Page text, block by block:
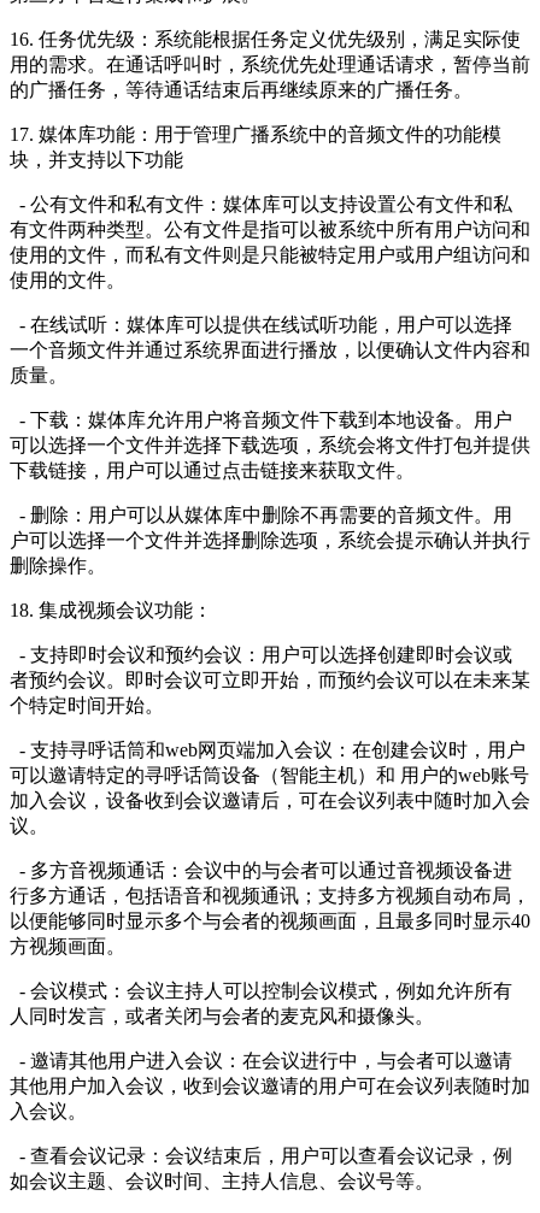
16. 任务优先级：系统能根据任务定义优先级别，满足实际使
用的需求。在通话呼叫时，系统优先处理通话请求，暂停当前
的广播任务，等待通话结束后再继续原来的广播任务。
17. 媒体库功能：用于管理广播系统中的音频文件的功能模
块，并支持以下功能
- 公有文件和私有文件：媒体库可以支持设置公有文件和私
有文件两种类型。公有文件是指可以被系统中所有用户访问和
使用的文件，而私有文件则是只能被特定用户或用户组访问和
使用的文件。
- 在线试听：媒体库可以提供在线试听功能，用户可以选择
一个音频文件并通过系统界面进行播放，以便确认文件内容和
质量。
- 下载：媒体库允许用户将音频文件下载到本地设备。用户
可以选择一个文件并选择下载选项，系统会将文件打包并提供
下载链接，用户可以通过点击链接来获取文件。
- 删除：用户可以从媒体库中删除不再需要的音频文件。用
户可以选择一个文件并选择删除选项，系统会提示确认并执行
删除操作。
18. 集成视频会议功能：
- 支持即时会议和预约会议：用户可以选择创建即时会议或
者预约会议。即时会议可立即开始，而预约会议可以在未来某
个特定时间开始。
- 支持寻呼话筒和web网页端加入会议：在创建会议时，用户
可以邀请特定的寻呼话筒设备（智能主机）和 用户的web账号
加入会议，设备收到会议邀请后，可在会议列表中随时加入会
议。
- 多方音视频通话：会议中的与会者可以通过音视频设备进
行多方通话，包括语音和视频通讯；支持多方视频自动布局，
以便能够同时显示多个与会者的视频画面，且最多同时显示40
方视频画面。
- 会议模式：会议主持人可以控制会议模式，例如允许所有
人同时发言，或者关闭与会者的麦克风和摄像头。
- 邀请其他用户进入会议：在会议进行中，与会者可以邀请
其他用户加入会议，收到会议邀请的用户可在会议列表随时加
入会议。
- 查看会议记录：会议结束后，用户可以查看会议记录，例
如会议主题、会议时间、主持人信息、会议号等。